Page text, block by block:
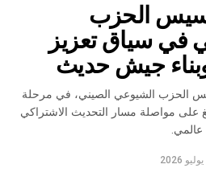
105 لتأسيس الحزب
في سياق تعزيز
جيش حديث
الذكرى 105 لتأسيس الحزب الشيوعي الصيني، في مرحلة
على مواصلة مسار التحديث الاشتراكي